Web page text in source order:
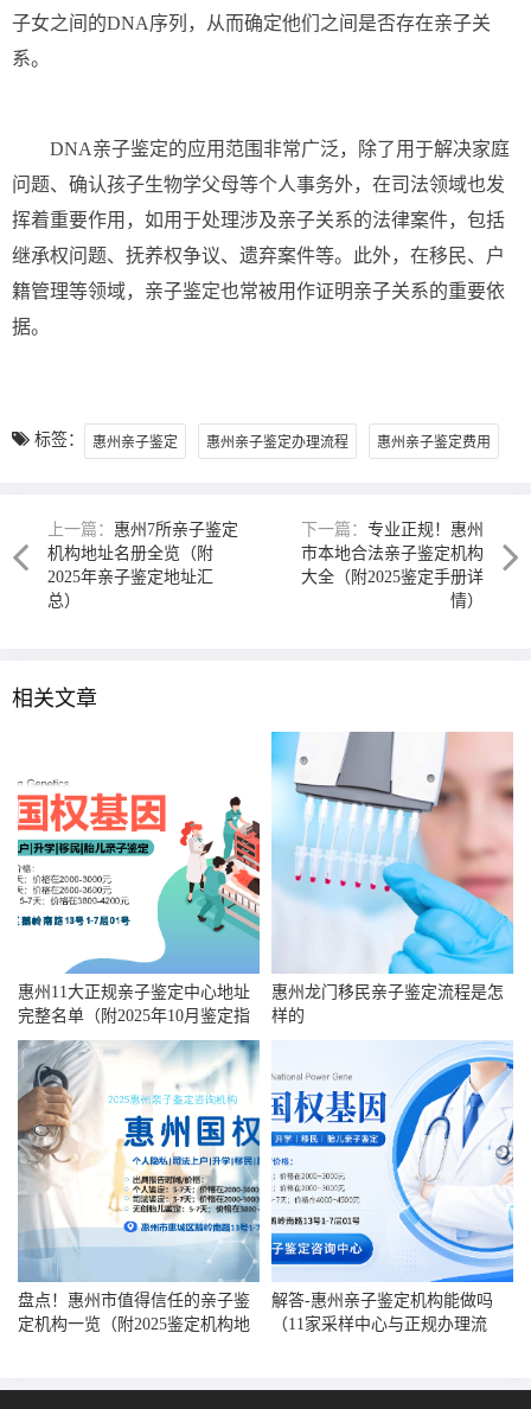
子女之间的DNA序列，从而确定他们之间是否存在亲子关
系。
DNA亲子鉴定的应用范围非常广泛，除了用于解决家庭
问题、确认孩子生物学父母等个人事务外，在司法领域也发
挥着重要作用，如用于处理涉及亲子关系的法律案件，包括
继承权问题、抚养权争议、遗弃案件等。此外，在移民、户
籍管理等领域，亲子鉴定也常被用作证明亲子关系的重要依
据。
标签： 惠州亲子鉴定 惠州亲子鉴定办理流程 惠州亲子鉴定费用
上一篇： 惠州7所亲子鉴定
机构地址名册全览（附
2025年亲子鉴定地址汇
总）
下一篇： 专业正规！惠州
市本地合法亲子鉴定机构
大全（附2025鉴定手册详
情）
相关文章
惠州11大正规亲子鉴定中心地址
完整名单（附2025年10月鉴定指
南）
惠州龙门移民亲子鉴定流程是怎
样的
盘点！惠州市值得信任的亲子鉴
定机构一览（附2025鉴定机构地
解答-惠州亲子鉴定机构能做吗
（11家采样中心与正规办理流